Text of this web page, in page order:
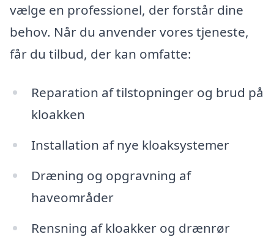
vælge en professionel, der forstår dine
behov. Når du anvender vores tjeneste,
får du tilbud, der kan omfatte:
Reparation af tilstopninger og brud på
kloakken
Installation af nye kloaksystemer
Dræning og opgravning af
haveområder
Rensning af kloakker og drænrør